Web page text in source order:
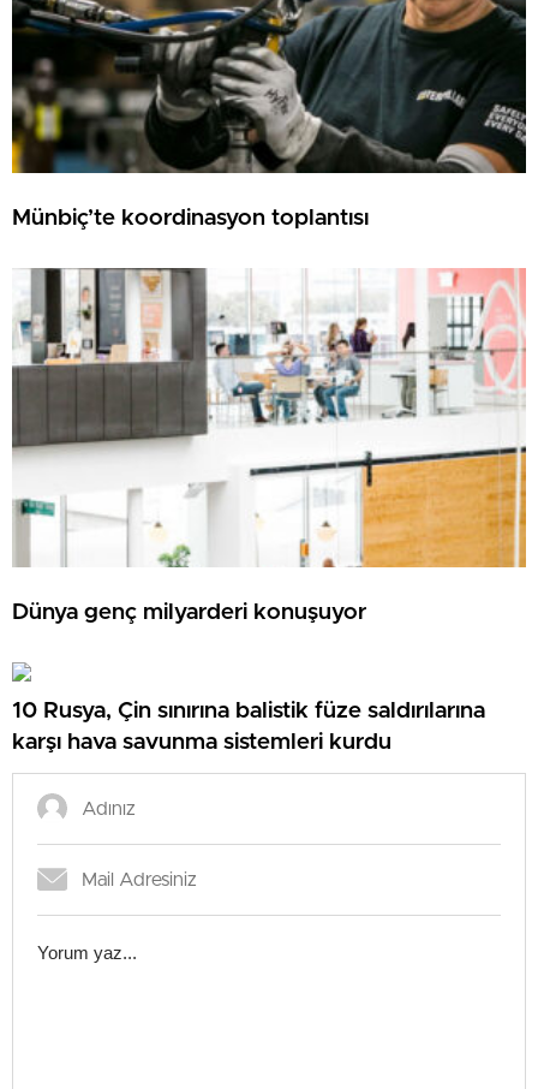
Münbiç’te koordinasyon toplantısı
Dünya genç milyarderi konuşuyor
10 Rusya, Çin sınırına balistik füze saldırılarına
karşı hava savunma sistemleri kurdu